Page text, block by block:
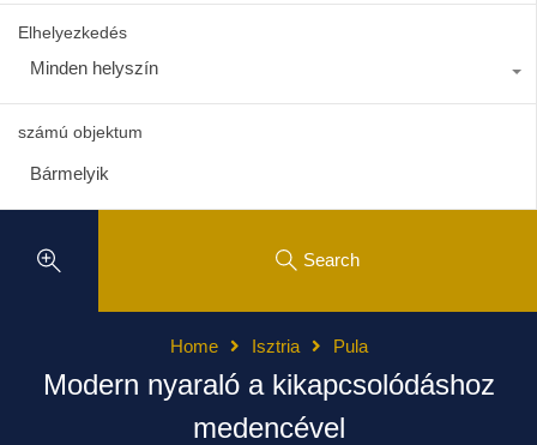
Elhelyezkedés
Minden helyszín
számú objektum
Search
Home Isztria Pula
Modern nyaraló a kikapcsolódáshoz
medencével